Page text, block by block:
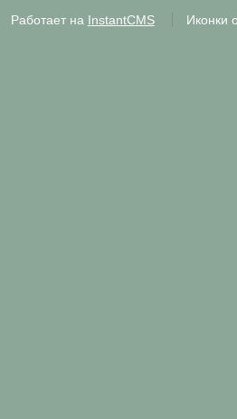
Работает на InstantCMS Иконки